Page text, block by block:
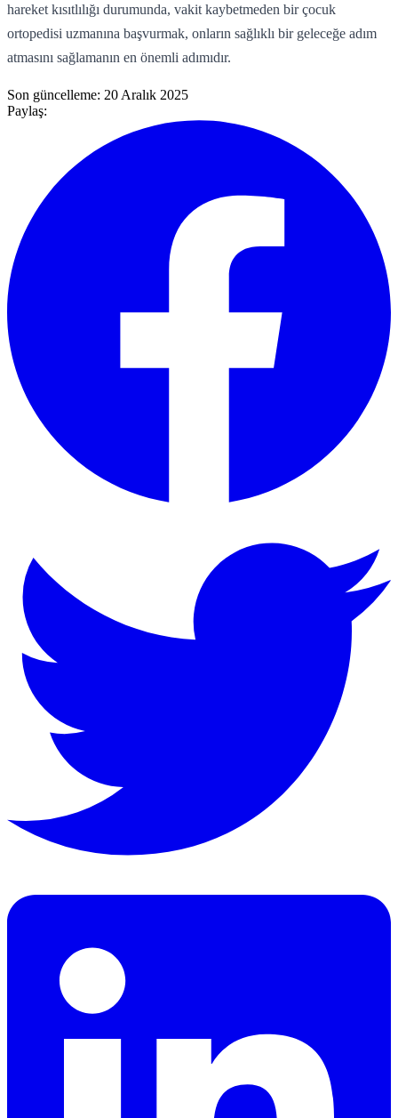
hareket kısıtlılığı durumunda, vakit kaybetmeden bir çocuk
ortopedisi uzmanına başvurmak, onların sağlıklı bir geleceğe adım
atmasını sağlamanın en önemli adımıdır.
Son güncelleme: 20 Aralık 2025
Paylaş: